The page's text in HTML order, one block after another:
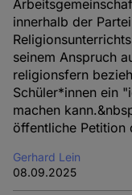
innerhalb der
seinem Anspruch
religionsfern
Schüler*innen ein
machen
öffentliche Petition
Gerhard Lein
08.09.2025